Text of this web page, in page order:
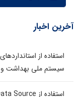
آخرین اخبار
سیستم ملی بهداشت و